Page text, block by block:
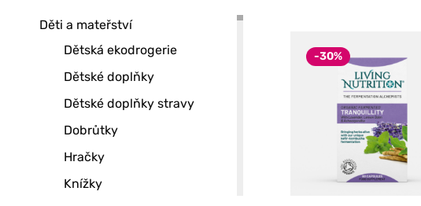
Děti a mateřství
Dětská ekodrogerie
Dětské doplňky
Dětské doplňky stravy
Dobrůtky
Hračky
Knížky
-30%